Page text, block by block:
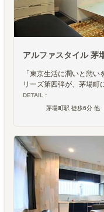
アルファスタイル 茅
「東京生活に潤いと憩
リーズ第四弾が、茅場町
DETAIL :
茅場町駅 徒歩6分 他